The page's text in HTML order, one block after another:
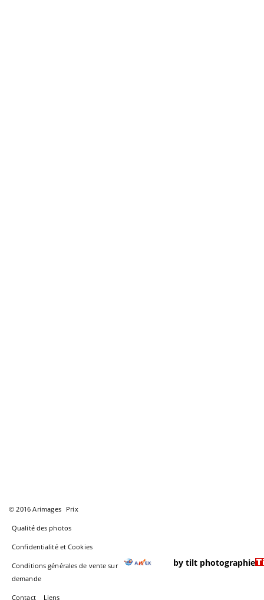
© 2016 Arimages Prix
Qualité des photos
Confidentialité et Cookies
Conditions générales de vente sur
demande
Contact Liens
by tilt photographie